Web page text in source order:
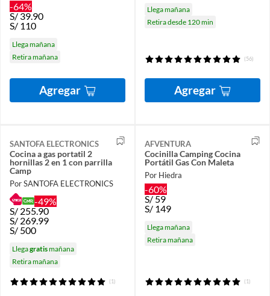
-64%
S/39.90
S/ 110
Llega mañana
Retira mañana
Agregar
Llega mañana
Retira desde 120 min
(56)
Agregar
SANTOFA ELECTRONICS
Cocina a gas portatil 2
hornillas 2 en 1 con parrilla
Camp
Por SANTOFA ELECTRONICS
-49%
S/ 255.90
S/ 269.99
S/ 500
Llegagratismañana
Retira mañana
(1)
AFVENTURA
Cocinilla Camping Cocina
Portátil Gas Con Maleta
Por Hiedra
-60%
S/ 59
S/ 149
Llega mañana
Retira mañana
(1)